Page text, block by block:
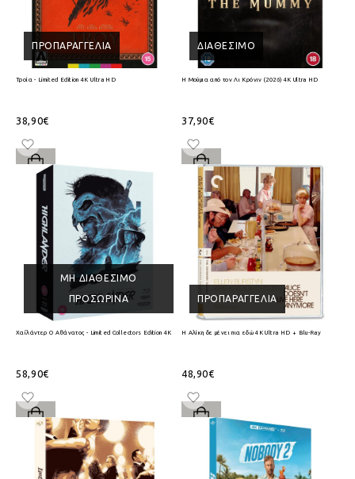
ΠΡΟΠΑΡΑΓΓΕΛΊΑ
Τροία - Limited Edition 4K Ultra HD
38,90€
ΔΙΑΘΈΣΙΜΟ
Η Μούμια από τον Λι Κρόνιν (2026) 4K Ultra HD
37,90€
ΜΗ ΔΙΑΘΈΣΙΜΟ
ΠΡΟΣΩΡΙΝΆ
Χαϊλάντερ Ο Αθάνατος - Limited Collectors Edition 4K Ultra HD + Blu-Ray
58,90€
ΠΡΟΠΑΡΑΓΓΕΛΊΑ
Η Αλίκη δε μένει πια εδώ 4K Ultra HD + Blu-Ray
48,90€